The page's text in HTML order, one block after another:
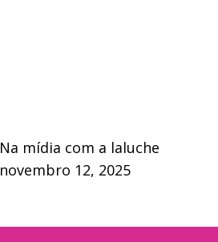
Na mídia com a laluche
novembro 12, 2025